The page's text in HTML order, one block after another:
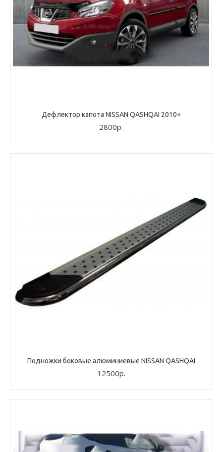
Дефлектор капота NISSAN QASHQAI 2010+
2800р.
Подножки боковые алюминиевые NISSAN QASHQAI
12500р.